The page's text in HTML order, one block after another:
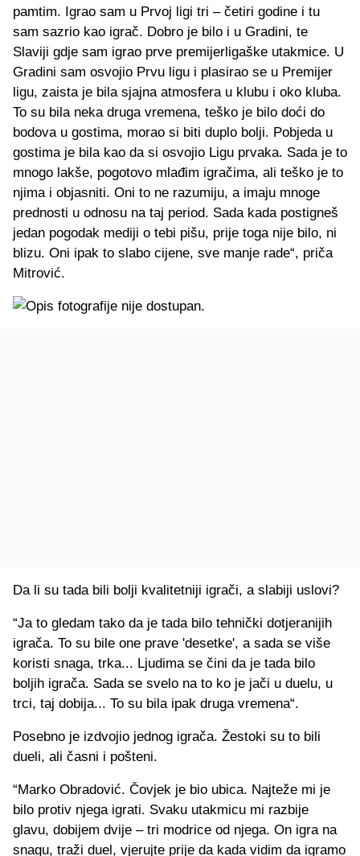
pamtim. Igrao sam u Prvoj ligi tri – četiri godine i tu
sam sazrio kao igrač. Dobro je bilo i u Gradini, te
Slaviji gdje sam igrao prve premijerligaške utakmice. U
Gradini sam osvojio Prvu ligu i plasirao se u Premijer
ligu, zaista je bila sjajna atmosfera u klubu i oko kluba.
To su bila neka druga vremena, teško je bilo doći do
bodova u gostima, morao si biti duplo bolji. Pobjeda u
gostima je bila kao da si osvojio Ligu prvaka. Sada je to
mnogo lakše, pogotovo mlađim igračima, ali teško je to
njima i objasniti. Oni to ne razumiju, a imaju mnoge
prednosti u odnosu na taj period. Sada kada postigneš
jedan pogodak mediji o tebi pišu, prije toga nije bilo, ni
blizu. Oni ipak to slabo cijene, sve manje rade“, priča
Mitrović.
Da li su tada bili bolji kvalitetniji igrači, a slabiji uslovi?
“Ja to gledam tako da je tada bilo tehnički dotjeranijih
igrača. To su bile one prave 'desetke', a sada se više
koristi snaga, trka... Ljudima se čini da je tada bilo
boljih igrača. Sada se svelo na to ko je jači u duelu, u
trci, taj dobija... To su bila ipak druga vremena“.
Posebno je izdvojio jednog igrača. Žestoki su to bili
dueli, ali časni i pošteni.
“Marko Obradović. Čovjek je bio ubica. Najteže mi je
bilo protiv njega igrati. Svaku utakmicu mi razbije
glavu, dobijem dvije – tri modrice od njega. On igra na
snagu, traži duel, vjerujte prije da kada vidim da igramo